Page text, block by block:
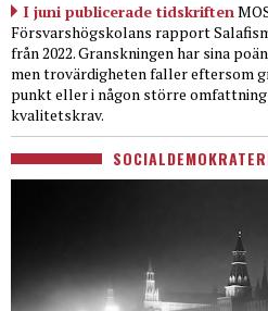
I juni publicerade tidskriften
Försvarshögskolans rapport
från 2022. Granskningen har sina
men trovärdigheten faller eftersom
punkt eller i någon större
kvalitetskrav.